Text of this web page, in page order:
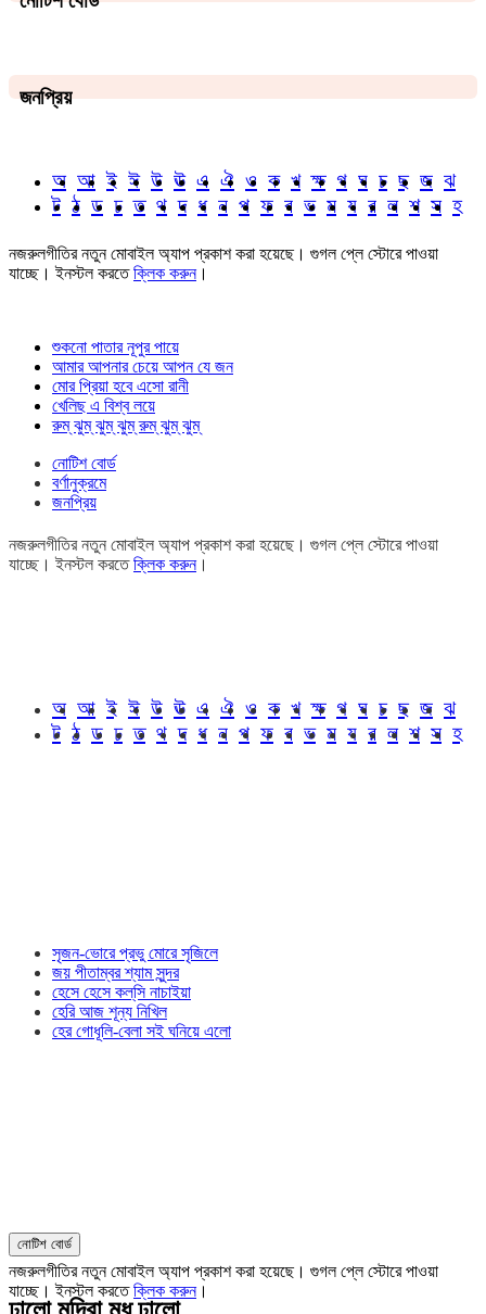
জনপ্রিয়
অ আ ই ঈ উ ঊ এ ঐ ও ক খ ক্ষ গ ঘ চ ছ জ ঝ
ট ঠ ড ঢ ত থ দ ধ ন প ফ ব ভ ম য র ল শ স হ
নজরুলগীতির নতুন মোবাইল অ্যাপ প্রকাশ করা হয়েছে। গুগল প্লে স্টোরে পাওয়া
যাচ্ছে। ইনস্টল করতেক্লিক করুন।
শুকনো পাতার নূপুর পায়ে
আমার আপনার চেয়ে আপন যে জন
মোর প্রিয়া হবে এসো রানী
খেলিছ এ বিশ্ব লয়ে
রুম্ ঝুম্ ঝুম্ ঝুম্ রুম্ ঝুম্ ঝুম্
নোটিশ বোর্ড
বর্ণানুক্রমে
জনপ্রিয়
নজরুলগীতির নতুন মোবাইল অ্যাপ প্রকাশ করা হয়েছে। গুগল প্লে স্টোরে পাওয়া
যাচ্ছে। ইনস্টল করতেক্লিক করুন।
অ আ ই ঈ উ ঊ এ ঐ ও ক খ ক্ষ গ ঘ চ ছ জ ঝ
ট ঠ ড ঢ ত থ দ ধ ন প ফ ব ভ ম য র ল শ স হ
সৃজন-ভোরে প্রভু মোরে সৃজিলে
জয় পীতাম্বর শ্যাম সুন্দর
হেসে হেসে কল্‌সি নাচাইয়া
হেরি আজ শূন্য নিখিল
হের গোধূলি-বেলা সই ঘনিয়ে এলো
নোটিশ বোর্ড
নজরুলগীতির নতুন মোবাইল অ্যাপ প্রকাশ করা হয়েছে। গুগল প্লে স্টোরে পাওয়া
যাচ্ছে। ইনস্টল করতেক্লিক করুন।